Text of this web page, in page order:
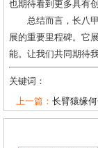
也期待看到更多具有
总结而言，长八
展的重要里程碑。它
能。让我们共同期待
关键词：
上一篇： 长臂猿缘